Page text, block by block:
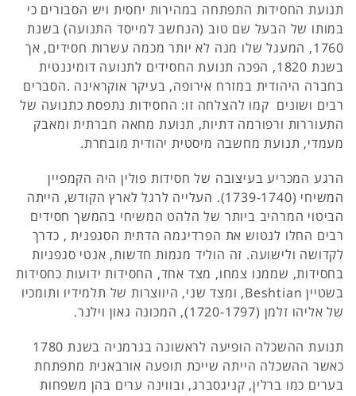
תנועת החסידות התפתחה במהירות יחסית ויש הסבורים כי
במותו של הבעל שם טוב (הנחשב למייסד התנועה) בשנת
1760, המעגל שלו מנה לא יותר מכמה עשרות חסידים, אך
בשנת 1820, הפכה תנועת החסידים לתנועה דומיננטית
בחברה היהודית במזרח אירופה, בעיקר אוקראינה .הסברים
רבים ושונים קמו להצלחה זו: החסידות נתפסת כתנועה של
התעוררות ורפורמה דתיות, תנועת מחאה חברתית ומאבק
מעמדי, תנועת מחשבה מיסטית יהודית מובחרת.
הרגע המכריע בעיצובה של חסידות פולין היה הקמפיין
המשיחי (1739-1740). העלייה לרגל לארץ הקודש, הייתה
הביטוי המרהיב ביותר של הלהט המשיחי בהמשך חסידים
רבים החלו לנטוש את הפרדיגמה הדתית הסגפנית , כדרך
לקדושה ולישועה. זה הוליד מגמות חדשות, אנטי סגפניות
בחסידות, שממנו צמחו, מצד אחד, החסידות ידועות כחסידות
בשטיין Beshtian, ומצד שני, היווצרות של תלמידיו ותומכיו
של אליהו זלמן (1720-1797), המכונה גאון וילנר.
תנועת ההשכלה הופיעה לראשונה בגרמניה בשנת 1780
כאשר ההשכלה הייתה שייכת תופעה אורבאנית מתפתחת
בערים כמו ברלין, קניגסברג, ובווינה ערים בהן משפחות